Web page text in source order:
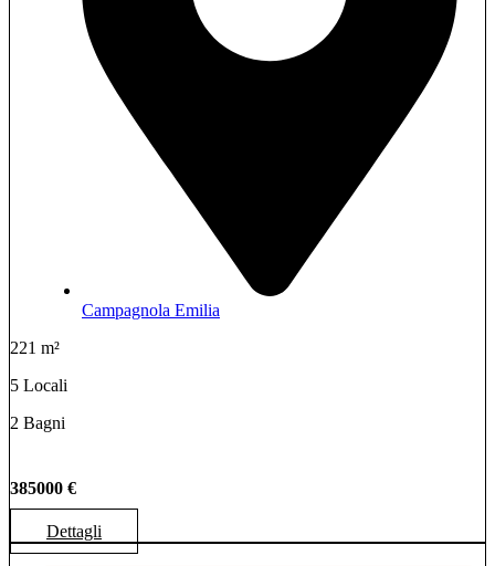
Campagnola Emilia
221 m²
5 Locali
2 Bagni
385000 €
Dettagli